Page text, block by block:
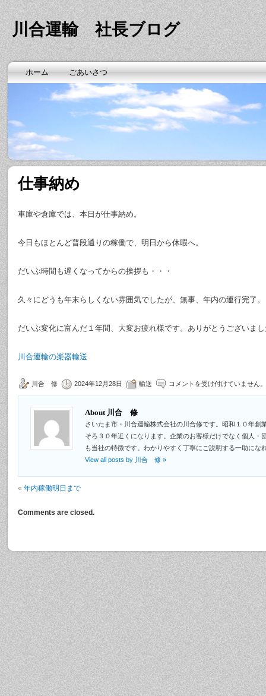
川合運輸 社長ブログ
ホーム ごあいさつ
仕事納め
車庫や倉庫では、本日が仕事納め。
今日もほとんど普段通りの稼働で、明日から休暇へ。
だいぶ時間も遅くなってからの挨拶も・・・
久々にどうも年末らしくない雰囲気でしたが、無事、年内の運行完了。
だいぶ変化に富んだ１年間、大変お疲れ様です。ありがとうございま
川合運輸の楽器輸送
川合 修 2024年12月28日 輸送 コメントを受け付けていません。
About 川合 修
さいたま市・川合運輸株式会社の川合修です。昭和１０年創
そろ３０年近くになります。企業のお客様だけでなく個人・
も当社の特徴です。わかりやすく丁寧にご説明する一助にな
View all posts by 川合 修 »
« 年内稼働明日まで
Comments are closed.